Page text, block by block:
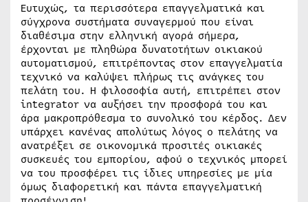
Ευτυχώς, τα περισσότερα επαγγελματικά και
σύγχρονα συστήματα συναγερμού που είναι
διαθέσιμα στην ελληνική αγορά σήμερα,
έρχονται με πληθώρα δυνατοτήτων οικιακού
αυτοματισμού, επιτρέποντας στον επαγγελματία
τεχνικό να καλύψει πλήρως τις ανάγκες του
πελάτη του. Η φιλοσοφία αυτή, επιτρέπει στον
integrator να αυξήσει την προσφορά του και
άρα μακροπρόθεσμα το συνολικό του κέρδος. Δεν
υπάρχει κανένας απολύτως λόγος ο πελάτης να
ανατρέξει σε οικονομικά προσιτές οικιακές
συσκευές του εμπορίου, αφού ο τεχνικός μπορεί
να του προσφέρει τις ίδιες υπηρεσίες με μία
όμως διαφορετική και πάντα επαγγελματική